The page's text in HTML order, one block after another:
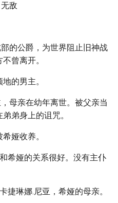
敌
的公爵，为世界阻止旧神战
曾离开。
的男主。
母亲在幼年离世。被父亲当
弟身上的诅咒。
娅收养。
希娅的关系很好。没有主仆
捷琳娜.尼亚，希娅的母亲。